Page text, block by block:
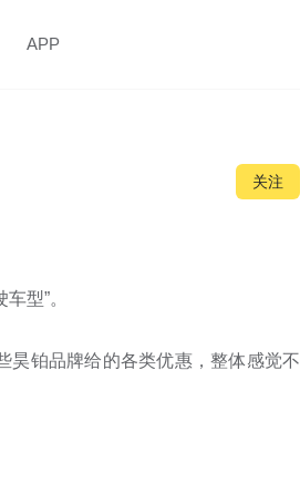
APP
关注
型”。
昊铂品牌给的各类优惠，整体感觉不